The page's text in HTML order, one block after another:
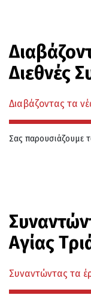
Διεθνές
Διαβάζοντας τα
Σας παρουσιάζουμε
Αγίας
Συναντώντας τα